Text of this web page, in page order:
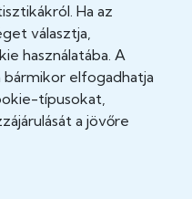
feltételek
Ha az
választja,
használatába. A
bármikor elfogadhatja
típusokat,
a jövőre